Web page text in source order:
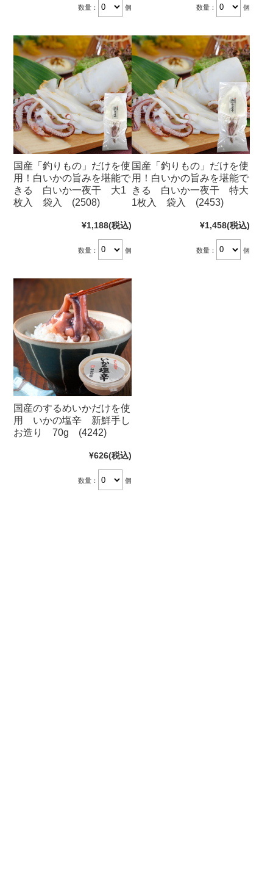
数量： 個 数量： 個
国産「釣りもの」だけを使
用！白いかの旨みを堪能で
きる 白いか一夜干 大1
枚入 袋入 (2508)
¥1,188(税込)
数量： 個
国産「釣りもの」だけを使
用！白いかの旨みを堪能で
きる 白いか一夜干 特大
1枚入 袋入 (2453)
¥1,458(税込)
数量： 個
国産のするめいかだけを使
用 いかの塩辛 新鮮手し
お造り 70g (4242)
¥626(税込)
数量： 個